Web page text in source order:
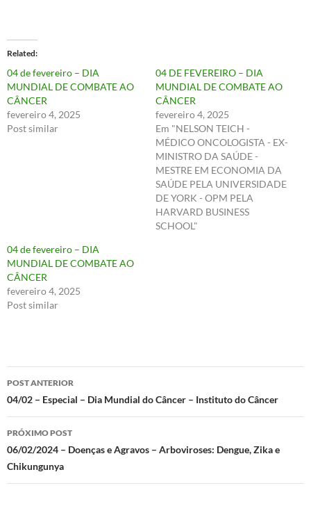
Related
04 de fevereiro – DIA
MUNDIAL DE COMBATE AO
CÂNCER
fevereiro 4, 2025
Post similar
04 DE FEVEREIRO – DIA
MUNDIAL DE COMBATE AO
CÂNCER
fevereiro 4, 2025
Em "NELSON TEICH -
MÉDICO ONCOLOGISTA - EX-
MINISTRO DA SAÚDE -
MESTRE EM ECONOMIA DA
SAÚDE PELA UNIVERSIDADE
DE YORK - OPM PELA
HARVARD BUSINESS
SCHOOL"
04 de fevereiro – DIA
MUNDIAL DE COMBATE AO
CÂNCER
fevereiro 4, 2025
Post similar
Navegação
de
posts
POST ANTERIOR
04/02 – Especial – Dia Mundial do Câncer – Instituto do Câncer
PRÓXIMO POST
06/02/2024 – Doenças e Agravos – Arboviroses: Dengue, Zika e
Chikungunya